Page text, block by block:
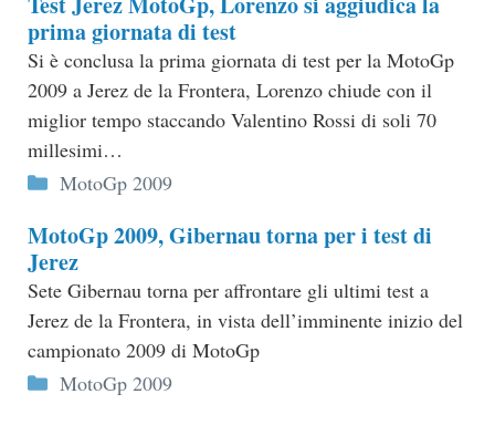
prima giornata di test
Si è conclusa la prima giornata di test per la MotoGp
2009 a Jerez de la Frontera, Lorenzo chiude con il
miglior tempo staccando Valentino Rossi di soli 70
millesimi…
Categorie
MotoGp 2009
MotoGp 2009, Gibernau torna per i test di
Jerez
Sete Gibernau torna per affrontare gli ultimi test a
Jerez de la Frontera, in vista dell’imminente inizio del
campionato 2009 di MotoGp
Categorie
MotoGp 2009